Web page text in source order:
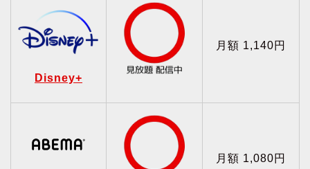
Disney+
月額 1,140円
月額 1,080円